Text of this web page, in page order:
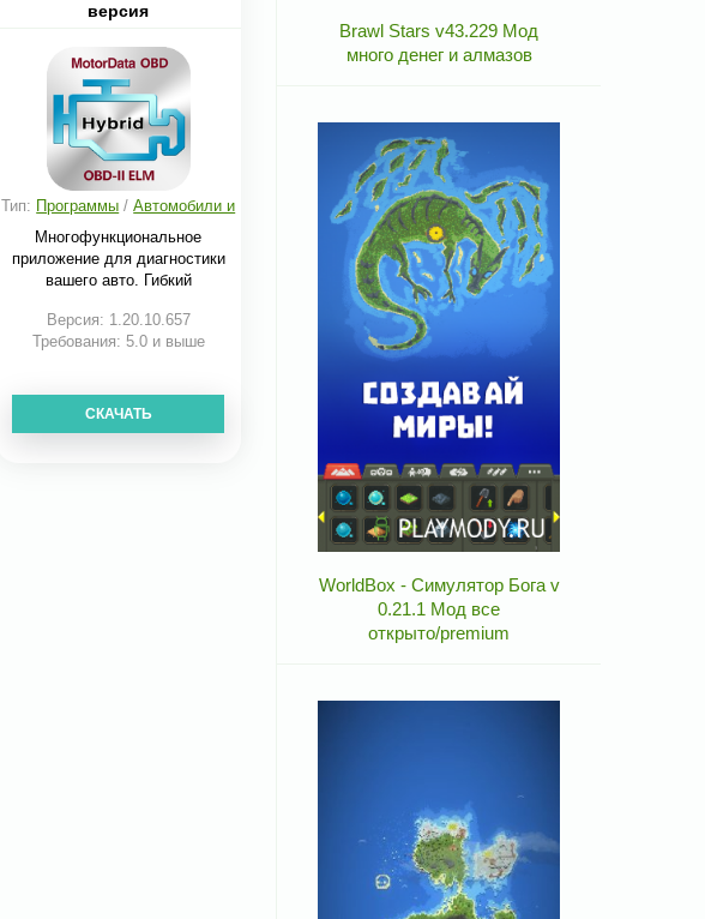
версия
Тип: Программы /Автомобили и
Многофункциональное
приложение для диагностики
вашего авто. Гибкий
Версия: 1.20.10.657
Требования: 5.0 и выше
СКАЧАТЬ
Brawl Stars v43.229 Мод
много денег и алмазов
WorldBox - Симулятор Бога v
0.21.1 Мод все
открыто/premium